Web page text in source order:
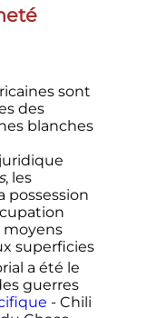
sont
des
blanches
, les
possession
moyens
superficies
a été le
guerres
- Chili